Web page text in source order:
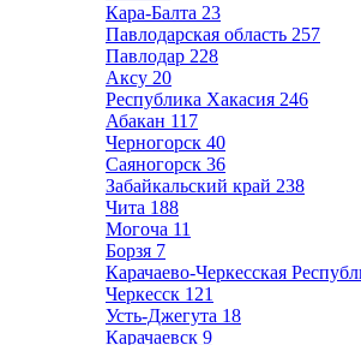
Кара-Балта 23
Павлодарская область 257
Павлодар 228
Аксу 20
Республика Хакасия 246
Абакан 117
Черногорск 40
Саяногорск 36
Забайкальский край 238
Чита 188
Могоча 11
Борзя 7
Карачаево-Черкесская
Черкесск 121
Усть-Джегута 18
Карачаевск 9